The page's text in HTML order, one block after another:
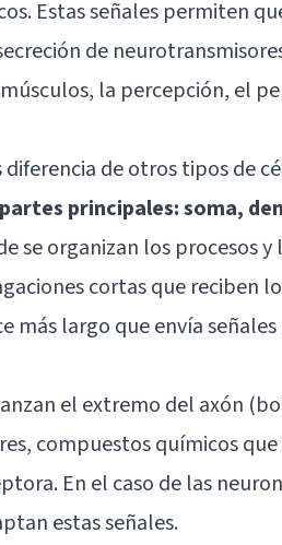
Estas señales permiten
de
la percepción, el
de otros tipos de
principales: soma,
se organizan los procesos y
cortas que reciben
más largo que envía
el extremo del axón
compuestos químicos
En el caso de las
estas señales.